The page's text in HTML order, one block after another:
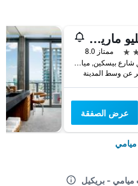
جيه دبليو ماريوت ماركيز ميامي
ممتاز 8.0
255 طريق شارع بيسكين, ميامي, FL, الولايات المتحدة الأميريكية
عرض الصفقة
ميامي - بريكيل